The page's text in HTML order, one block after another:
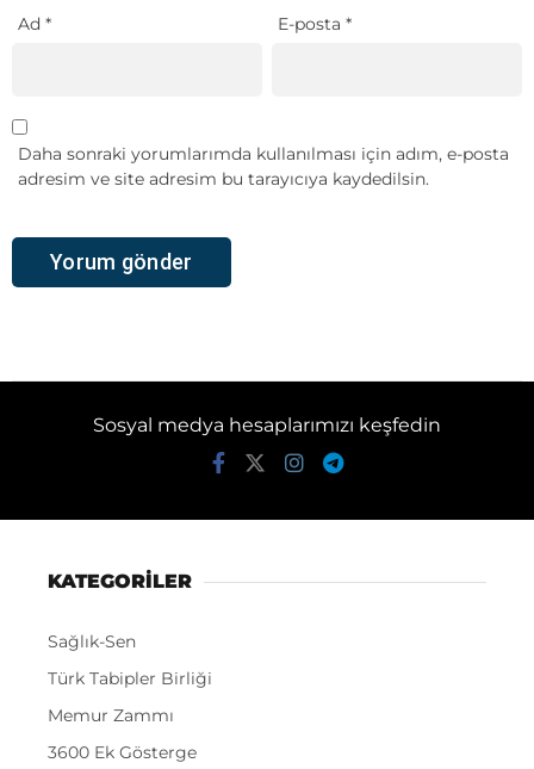
Ad * E-posta*
Daha sonraki yorumlarımda kullanılması için adım, e-posta
adresim ve site adresim bu tarayıcıya kaydedilsin.
Sosyal medya hesaplarımızı keşfedin
KATEGORİLER
Sağlık-Sen
Türk Tabipler Birliği
Memur Zammı
3600 Ek Gösterge